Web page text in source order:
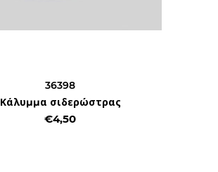
36398
Κάλυμμα σιδερώστρας
€4,50